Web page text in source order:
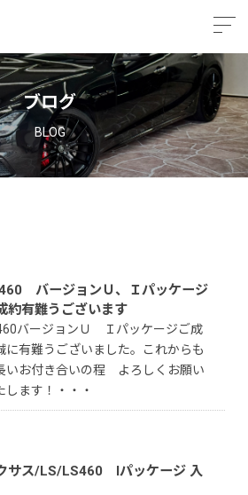
ブログ
BLOG
バージョンＵ、Ｉパッケージ
約有難うございます
バージョンＵ Ｉパッケージご成
に有難うございました。これからも
いお付き合いの程 よろしくお願い
します！・・・
サス/LS/LS460 Iパッケージ 入